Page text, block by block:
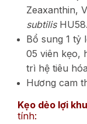
Zeaxanthin,
subtilis HU58.
Bổ sung 1 tỷ
05 viên kẹo,
trì hệ tiêu
Hương cam
Kẹo dẻo lợi
tính: